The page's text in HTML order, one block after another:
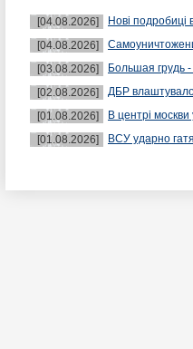
[04.08.2026]
Нові подробиці
[04.08.2026]
[03.08.2026]
Большая грудь
[02.08.2026]
ДБР
[01.08.2026]
В центрі
[01.08.2026]
ВСУ ударно